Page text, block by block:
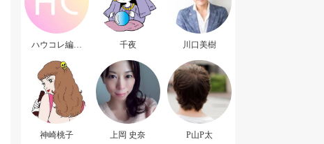
ハウコレ編集
千夜 川口美樹
神崎桃子 上岡 史奈 P山P太